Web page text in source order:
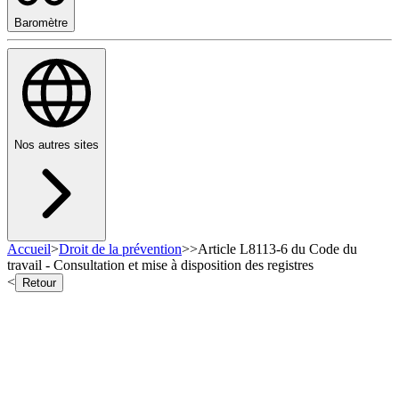
Baromètre
Nos autres sites
Accueil>Droit de la prévention>>Article L8113-6 du Code du
travail - Consultation et mise à disposition des registres
<
Retour